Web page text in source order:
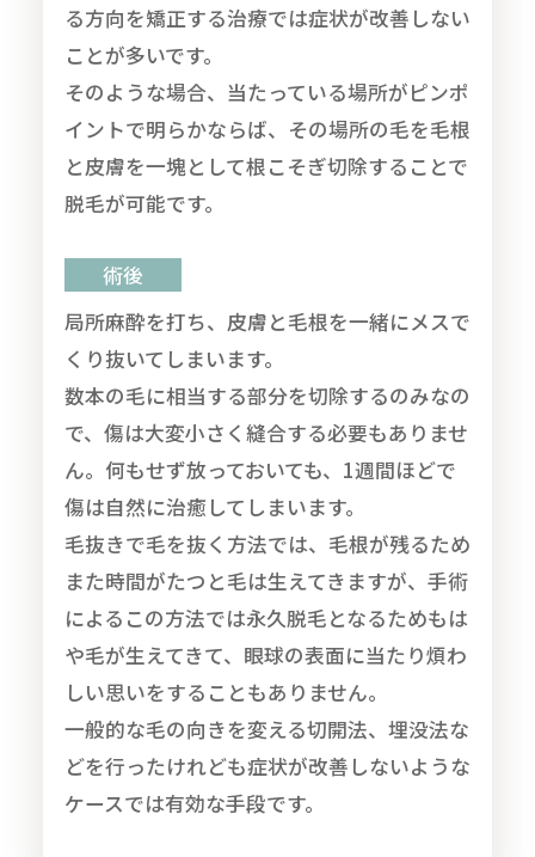
る方向を矯正する治療では症状が改善しない
ことが多いです。
そのような場合、当たっている場所がピンポ
イントで明らかならば、その場所の毛を毛根
と皮膚を一塊として根こそぎ切除することで
脱毛が可能です。
術後
局所麻酔を打ち、皮膚と毛根を一緒にメスで
くり抜いてしまいます。
数本の毛に相当する部分を切除するのみなの
で、傷は大変小さく縫合する必要もありませ
ん。何もせず放っておいても、1週間ほどで
傷は自然に治癒してしまいます。
毛抜きで毛を抜く方法では、毛根が残るため
また時間がたつと毛は生えてきますが、手術
によるこの方法では永久脱毛となるためもは
や毛が生えてきて、眼球の表面に当たり煩わ
しい思いをすることもありません。
一般的な毛の向きを変える切開法、埋没法な
どを行ったけれども症状が改善しないような
ケースでは有効な手段です。